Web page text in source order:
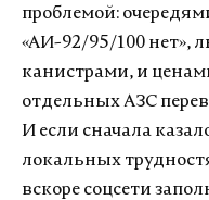
проблемой:
«АИ-92/95/100 нет»,
канистрами, и
отдельных АЗС
И если сначала
локальных
вскоре соцсети